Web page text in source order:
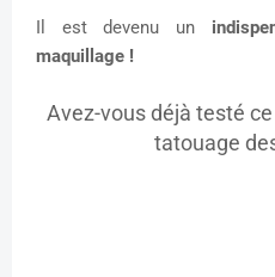
Il est devenu un
maquillage !
Avez-vous déjà testé
tatouage